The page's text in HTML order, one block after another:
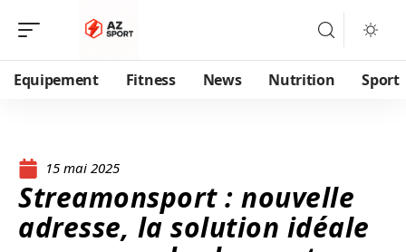
Equipement Fitness News Nutrition Sport
15 mai 2025
Streamonsport : nouvelle
adresse, la solution idéale